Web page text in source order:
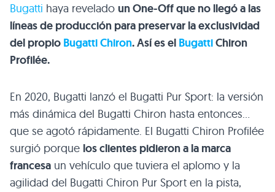
Bugatti haya revelado un One-Off que no llegó a las
líneas de producción para preservar la exclusividad
del propio Bugatti Chiron. Así es el BugattiChiron
Profilée.
En 2020, Bugatti lanzó el Bugatti Pur Sport: la versión
más dinámica del Bugatti Chiron hasta entonces…
que se agotó rápidamente. El Bugatti Chiron Profilée
surgió porque los clientes pidieron a la marca
francesa un vehículo que tuviera el aplomo y la
agilidad del Bugatti Chiron Pur Sport en la pista,